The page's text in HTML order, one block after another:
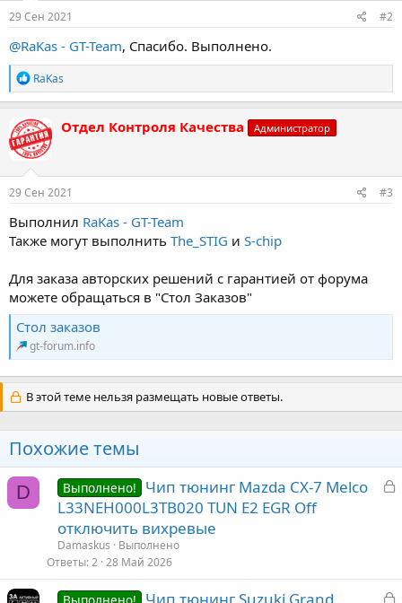
29 Сен 2021 #2
@RaKas - GT-Team, Спасибо. Выполнено.
Р
е
а
к
ц
и
и
:
RaKas
Отдел Контроля Качества Администратор
29 Сен 2021 #3
Выполнил RaKas - GT-Team
Также могут выполнить The_STIG и S-chip
Для заказа авторских решений с гарантией от форума
можете обращаться в "Стол Заказов"
Стол заказов
gt-forum.info
В этой теме нельзя размещать новые ответы.
Похожие темы
D
З
а
Выполнено!
Чип тюнинг Mazda CX-7 Melco
L33NEH000L3TB020 TUN E2 EGR Off
отключить вихревые
Damaskus
Выполнено
Ответы 2 28 Май 2026
З
Выполнено!
Чип тюнинг Suzuki Grand